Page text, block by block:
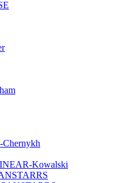
Chernykh
Kowalski